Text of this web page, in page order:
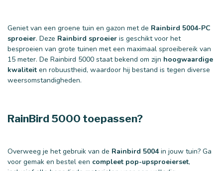
Geniet van een groene tuin en gazon met de Rainbird 5004-PC
sproeier. Deze Rainbird sproeier is geschikt voor het
besproeien van grote tuinen met een maximaal sproeibereik van
15 meter. De Rainbird 5000 staat bekend om zijn hoogwaardige
kwaliteit en robuustheid, waardoor hij bestand is tegen diverse
weersomstandigheden.
RainBird 5000 toepassen?
Overweeg je het gebruik van de Rainbird 5004in jouw tuin? Ga
voor gemak en bestel een compleet pop-upsproeierset,